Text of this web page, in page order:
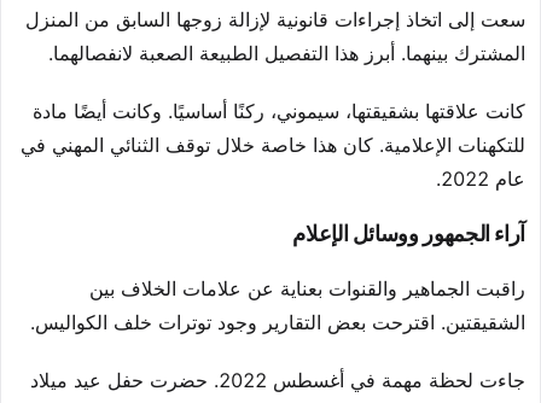
سعت إلى اتخاذ إجراءات قانونية لإزالة زوجها السابق من المنزل
المشترك بينهما. أبرز هذا التفصيل الطبيعة الصعبة لانفصالهما.
كانت علاقتها بشقيقتها، سيموني، ركنًا أساسيًا. وكانت أيضًا مادة
للتكهنات الإعلامية. كان هذا خاصة خلال توقف الثنائي المهني في
عام 2022.
آراء الجمهور ووسائل الإعلام
راقبت الجماهير والقنوات بعناية عن علامات الخلاف بين
الشقيقتين. اقترحت بعض التقارير وجود توترات خلف الكواليس.
جاءت لحظة مهمة في أغسطس 2022. حضرت حفل عيد ميلاد